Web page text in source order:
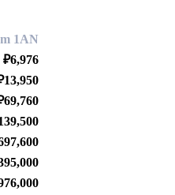
1AN
₽6,976